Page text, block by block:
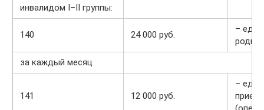
инвалидом I–II группы:
140 24 000 руб.
–
за каждый месяц
141 12 000 руб.
–